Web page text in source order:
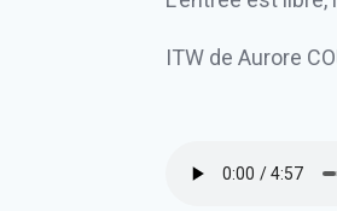
ITW de Aurore